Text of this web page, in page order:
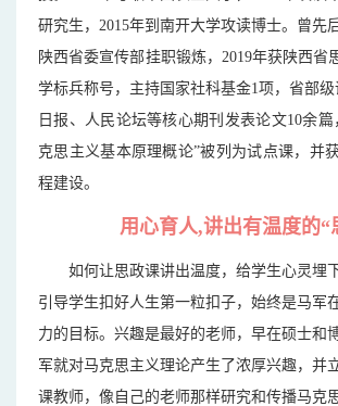
研究生，2015年到南开大学攻读博士。曾先
陕西省委宣传部挂职锻炼，2019年获陕西省
学标兵称号，主持国家社科基金1项，省部级
日报、人民论坛等核心期刊发表论文10余篇
克思主义基本原理概论”被列为试点课，并
程建设。
用心育人,讲出有温度的“
如何让思政课讲出温度，给学生心灵埋
引导学生扣好人生第一粒扣子，始终是马军
力的目标。兴趣是最好的老师，早在硕士和
军就对马克思主义理论产生了浓厚兴趣，并
课教师，像自己的老师那样研究和传播马克